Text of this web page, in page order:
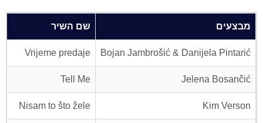
מבצעים שם השיר
Bojan Jambrošić & Danijela Pintarić
Vrijeme predaje
Jelena Bosančić
Tell Me
Kim Verson
Nisam to što žele